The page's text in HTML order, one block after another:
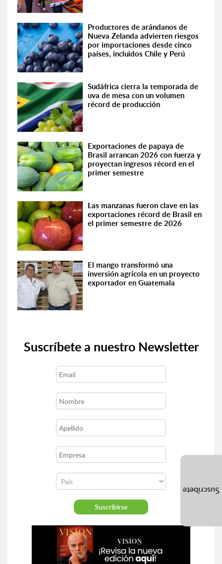
Productores de arándanos de
Nueva Zelanda advierten riesgos
por importaciones desde cinco
países, incluidos Chile y Perú
Sudáfrica cierra la temporada de
uva de mesa con un volumen
récord de producción
Exportaciones de papaya de
Brasil arrancan 2026 con fuerza y
proyectan ingresos récord en el
primer semestre
Las manzanas fueron clave en las
exportaciones récord de Brasil en
el primer semestre de 2026
El mango transformó una
inversión agrícola en un proyecto
exportador en Guatemala
Suscríbete a nuestro Newsletter
Suscríbete